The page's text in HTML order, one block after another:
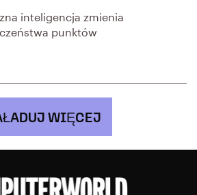
inteligencja zmienia
punktów
WIĘCEJ